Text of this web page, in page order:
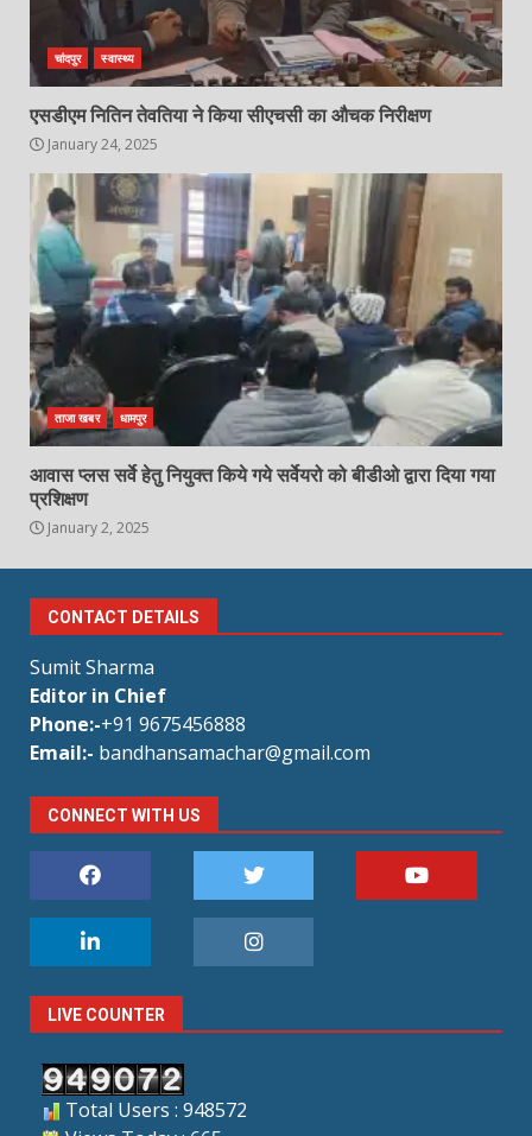
चांदपुर स्वास्थ्य
एसडीएम नितिन तेवतिया ने किया सीएचसी का औचक निरीक्षण
January 24, 2025
ताजा खबर धामपुर
आवास प्लस सर्वे हेतु नियुक्त किये गये सर्वेयरो को बीडीओ द्वारा दिया गया
प्रशिक्षण
January 2, 2025
CONTACT DETAILS
Sumit Sharma
Editor in Chief
Phone:-+91 9675456888
Email:- bandhansamachar@gmail.com
CONNECT WITH US
LIVE COUNTER
Total Users : 948572